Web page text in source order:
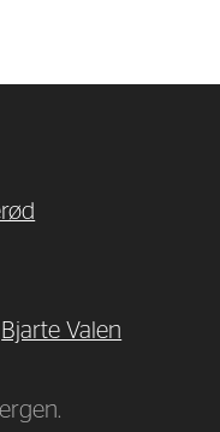
Bjarte Valen